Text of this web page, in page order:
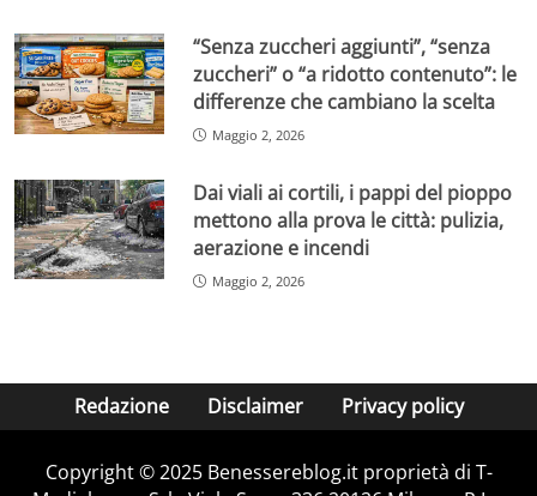
“Senza zuccheri aggiunti”, “senza
zuccheri” o “a ridotto contenuto”: le
differenze che cambiano la scelta
Maggio 2, 2026
Dai viali ai cortili, i pappi del pioppo
mettono alla prova le città: pulizia,
aerazione e incendi
Maggio 2, 2026
Redazione Disclaimer Privacy policy
Copyright © 2025 Benessereblog.it proprietà di T-